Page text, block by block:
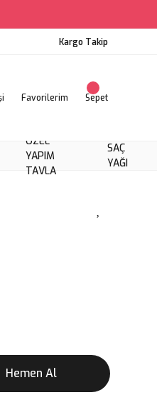
Kargo Takip
Favorilerim Sepet
ÖZEL
YAPIM
TAVLA
SAÇ
YAĞI
Hemen Al